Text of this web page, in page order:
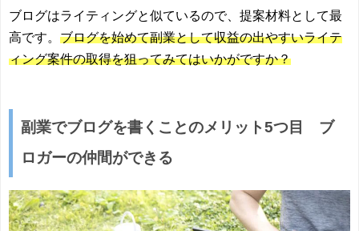
ブログはライティングと似ているので、提案材料として最
高です。 ブログを始めて副業として収益の出やすいライテ
ィング案件の取得を狙ってみてはいかがですか？
副業でブログを書くことのメリット5つ目 ブ
ロガーの仲間ができる